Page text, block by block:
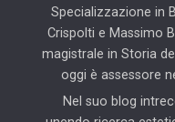
Specializzazione in
Crispolti e Massimo
magistrale in Storia
oggi è assessore
Nel suo blog